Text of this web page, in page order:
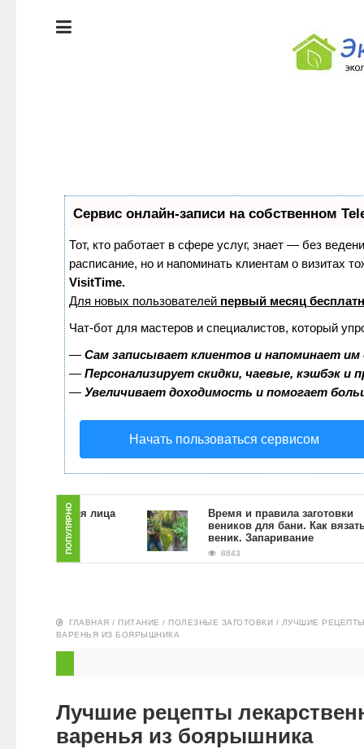
ЭКОЛОГИЯ
СТИЛЬ
ЖИЗНИ
ЭКОЛОГИЯ
ДОМА
КРАСОТА И
ЗДОРОВЬЕ
НОВОСТИ
Сервис онлайн-записи на собственном
Тот, кто работает в сфере услуг, знает — без
расписание, но и напоминать клиентам о
VisitTime.
Для новых пользователей первый месяц
Чат-бот для мастеров и специалистов, который
— Сам записывает клиентов и напоминает им
— Персонализирует скидки, чаевые, кэшбэк и
— Увеличивает доходимость и помогает
Начать пользоваться сервисом
ПОПУЛЯРНО
для лица
Время и правила заготовки
веников для бани. Как вязать
веник. Запаривание
8843
ГЛАВНАЯ / ПИТАНИЕ / ПОЛЕЗНЫЕ ЗАГОТОВКИ / ЛУЧШИЕ
ВАРЕНЬЯ ИЗ БОЯРЫШНИКА
Лучшие рецепты
варенья из боярышника